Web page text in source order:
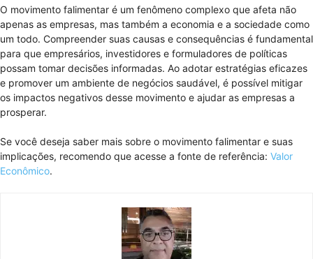
O movimento falimentar é um fenômeno complexo que afeta não
apenas as empresas, mas também a economia e a sociedade como
um todo. Compreender suas causas e consequências é fundamental
para que empresários, investidores e formuladores de políticas
possam tomar decisões informadas. Ao adotar estratégias eficazes
e promover um ambiente de negócios saudável, é possível mitigar
os impactos negativos desse movimento e ajudar as empresas a
prosperar.
Se você deseja saber mais sobre o movimento falimentar e suas
implicações, recomendo que acesse a fonte de referência: Valor
Econômico.